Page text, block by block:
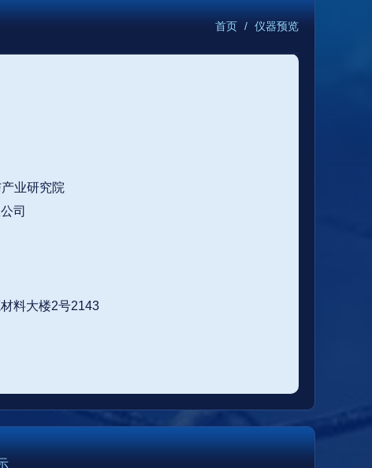
首页 / 仪器预览
业研究院
司
料大楼2号2143